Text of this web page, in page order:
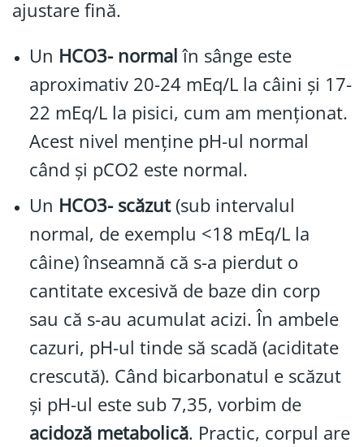
ajustare fină.
Un HCO3- normalîn sânge este
aproximativ 20-24 mEq/L la câini și 17-
22 mEq/L la pisici, cum am menționat.
Acest nivel menține pH-ul normal
când și pCO2 este normal.
Un HCO3- scăzut(sub intervalul
normal, de exemplu <18 mEq/L la
câine) înseamnă că s-a pierdut o
cantitate excesivă de baze din corp
sau că s-au acumulat acizi. În ambele
cazuri, pH-ul tinde să scadă (aciditate
crescută). Când bicarbonatul e scăzut
și pH-ul este sub 7,35, vorbim de
acidoză metabolică. Practic, corpul are